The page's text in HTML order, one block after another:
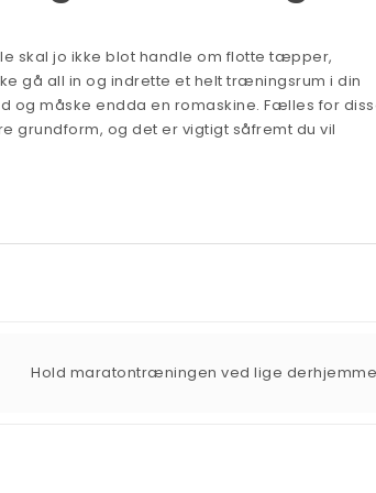
skal jo ikke blot handle om flotte tæpper,
gå all in og indrette et helt træningsrum i din
og måske endda en romaskine. Fælles for
grundform, og det er vigtigt såfremt du vil
Hold maratontræningen ved lige derhjemme